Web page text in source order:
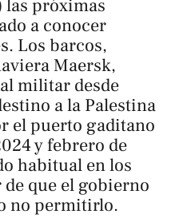
las próximas
a conocer
Los barcos,
Maersk,
militar desde
a la Palestina
el puerto gaditano
y febrero de
habitual en los
que el gobierno
no permitirlo.